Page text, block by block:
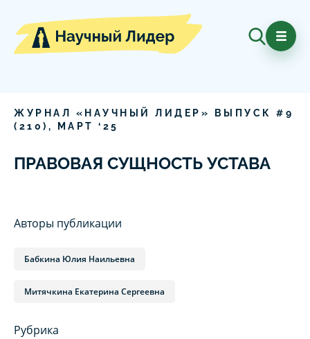
ЖУРНАЛ «НАУЧНЫЙ ЛИДЕР» ВЫПУСК # 9
( 210 ), МАРТ ‘ 25
ПРАВОВАЯ СУЩНОСТЬ УСТАВА
Авторы публикации
Бабкина Юлия Наильевна
Митячкина Екатерина Сергеевна
Рубрика